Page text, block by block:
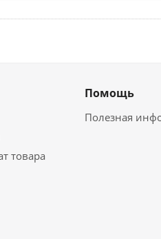
товара
Помощь
Полезная